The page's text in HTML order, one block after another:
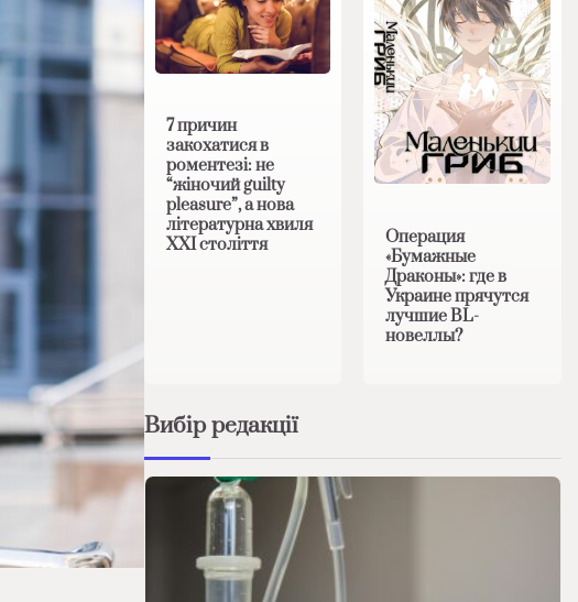
7 причин
закохатися в
роментезі: не
“жіночий guilty
pleasure”, а нова
літературна хвиля
XXI століття
Операция
«Бумажные
Драконы»: где в
Украине прячутся
лучшие BL-
новеллы?
Вибір редакції